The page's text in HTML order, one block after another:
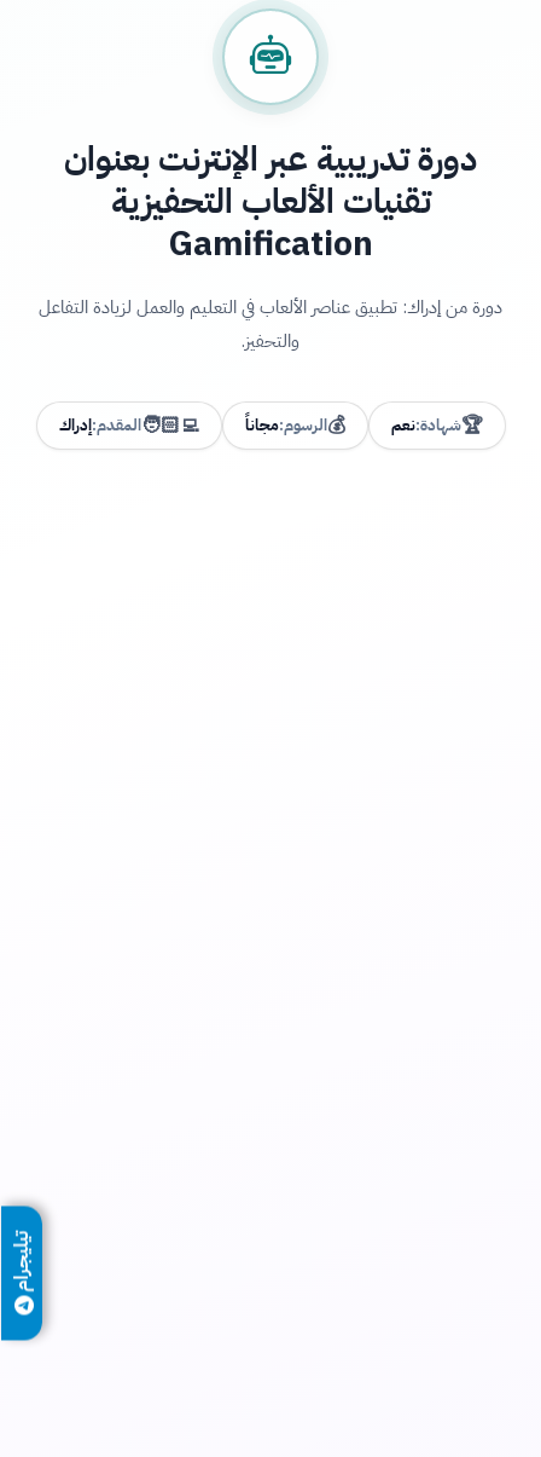
دورة تدريبية عبر الإنترنت بعنوان
تقنيات الألعاب التحفيزية
Gamification
دورة من إدراك: تطبيق عناصر الألعاب في التعليم والعمل لزيادة التفاعل
والتحفيز.
🏆شهادة:نعم 💰الرسوم:مجاناً 🧑🏻‍💻المقدم:إدراك
تيليجرام